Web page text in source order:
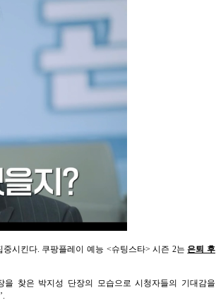
시킨다. 쿠팡플레이 예능 <슈팅스타> 시즌 2는 은퇴 후
을 찾은 박지성 단장의 모습으로 시청자들의 기대감을